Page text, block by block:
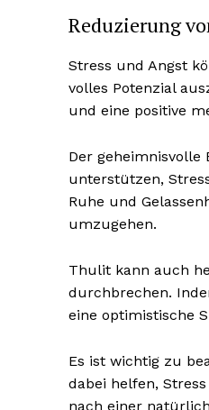
Reduzierung
Stress und Angst
volles Potenzial
und eine positive
Der
unterstützen,
Ruhe und
umzugehen.
Thulit kann auch
durchbrechen.
eine optimistische
Es ist wichtig zu
dabei helfen,
nach einer